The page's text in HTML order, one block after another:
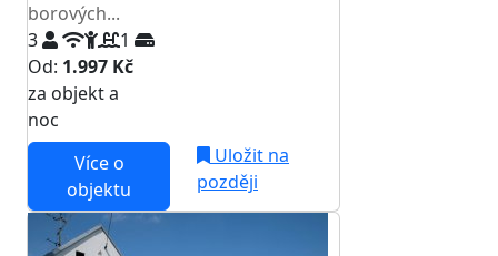
borových...
3
1
Od: 1.997 Kč
za objekt a
noc
Více o
objektu
Uložit na
později